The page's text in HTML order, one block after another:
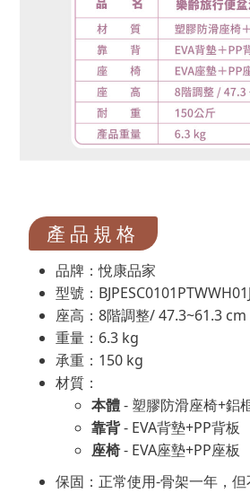
產品規格
品牌：悅康品家
型號：
座高：8階調整/ 47.3~61.3 cm
重量：6.3 kg
承重：150 kg
材質：
本體- 塑膠防滑座椅+鋁
靠背- EVA背墊+PP背板
座椅- EVA座墊+PP座板
保固：正常使用-骨架一年，